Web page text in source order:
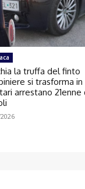
la truffa del finto
si trasforma in
arrestano 21enne